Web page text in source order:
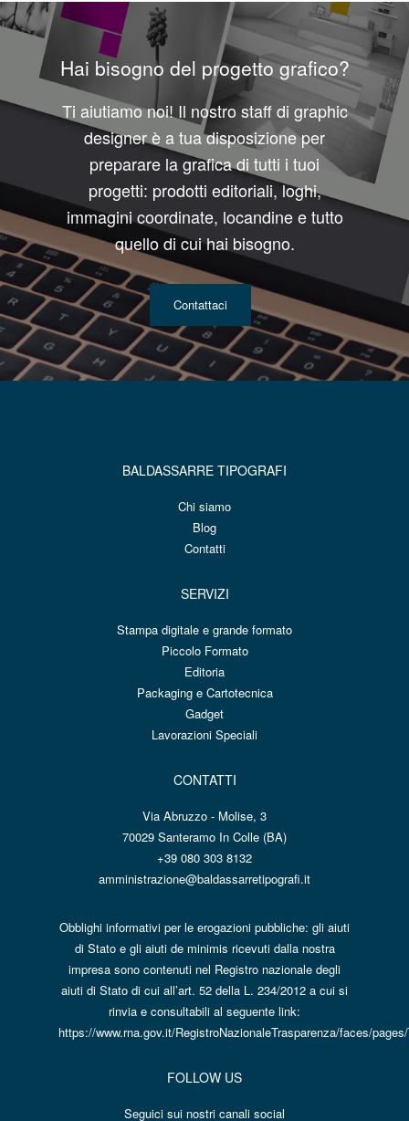
Hai bisogno del progetto grafico?
Ti aiutiamo noi! Il nostro staff di graphic
designer è a tua disposizione per
preparare la grafica di tutti i tuoi
progetti: prodotti editoriali, loghi,
immagini coordinate, locandine e tutto
quello di cui hai bisogno.
Contattaci
BALDASSARRE TIPOGRAFI
Chi siamo
Blog
Contatti
SERVIZI
Stampa digitale e grande formato
Piccolo Formato
Editoria
Packaging e Cartotecnica
Gadget
Lavorazioni Speciali
CONTATTI
Via Abruzzo - Molise, 3
70029 Santeramo In Colle (BA)
+39 080 303 8132
amministrazione@baldassarretipografi.it
Obblighi informativi per le erogazioni pubbliche: gli aiuti
di Stato e gli aiuti de minimis ricevuti dalla nostra
impresa sono contenuti nel Registro nazionale degli
aiuti di Stato di cui all’art. 52 della L. 234/2012 a cui si
rinvia e consultabili al seguente link:
https://www.rna.gov.it/RegistroNazionaleTrasparenza/faces/
FOLLOW US
Seguici sui nostri canali social